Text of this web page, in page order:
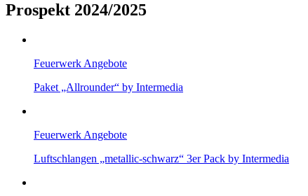
Prospekt 2024/2025
Feuerwerk Angebote
Paket „Allrounder“ by Intermedia
Feuerwerk Angebote
Luftschlangen „metallic-schwarz“ 3er Pack by Intermedia